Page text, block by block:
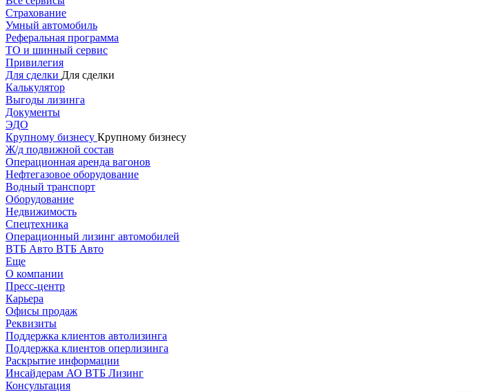
Страхование
Умный автомобиль
Реферальная программа
ТО и шинный сервис
Привилегия
Для сделки Для сделки
Калькулятор
Выгоды лизинга
Документы
ЭДО
Крупному бизнесу Крупному бизнесу
Ж/д подвижной состав
Операционная аренда вагонов
Нефтегазовое оборудование
Водный транспорт
Оборудование
Недвижимость
Спецтехника
Операционный лизинг автомобилей
ВТБ Авто ВТБ Авто
Еще
О компании
Пресс-центр
Карьера
Офисы продаж
Реквизиты
Поддержка клиентов автолизинга
Поддержка клиентов оперлизинга
Раскрытие информации
Инсайдерам АО ВТБ Лизинг
Консультация